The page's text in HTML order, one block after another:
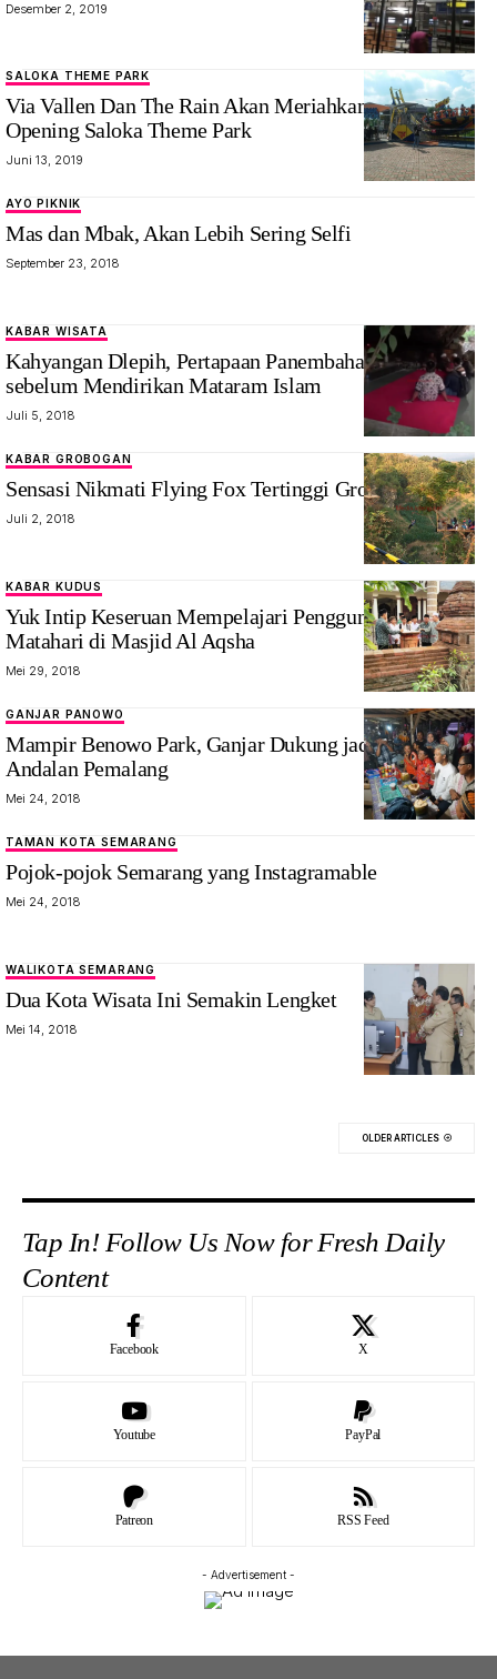
Desember 2, 2019
SALOKA THEME PARK
Via Vallen Dan The Rain Akan Meriahkan Grand
Opening Saloka Theme Park
Juni 13, 2019
AYO PIKNIK
Mas dan Mbak, Akan Lebih Sering Selfi
September 23, 2018
KABAR WISATA
Kahyangan Dlepih, Pertapaan Panembahan Senopati
sebelum Mendirikan Mataram Islam
Juli 5, 2018
KABAR GROBOGAN
Sensasi Nikmati Flying Fox Tertinggi Grobogan
Juli 2, 2018
KABAR KUDUS
Yuk Intip Keseruan Mempelajari Penggunaan Jam
Matahari di Masjid Al Aqsha
Mei 29, 2018
GANJAR PANOWO
Mampir Benowo Park, Ganjar Dukung jadi Wisata
Andalan Pemalang
Mei 24, 2018
TAMAN KOTA SEMARANG
Pojok-pojok Semarang yang Instagramable
Mei 24, 2018
WALIKOTA SEMARANG
Dua Kota Wisata Ini Semakin Lengket
Mei 14, 2018
OLDER ARTICLES
Tap In! Follow Us Now for Fresh Daily
Content
Facebook X
Youtube PayPal
Patreon RSS Feed
- Advertisement -